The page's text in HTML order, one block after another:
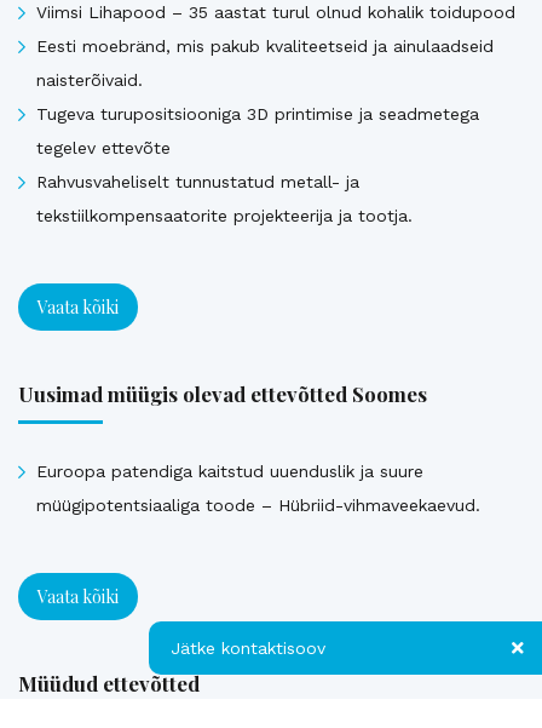
Viimsi Lihapood – 35 aastat turul olnud kohalik toidupood
Eesti moebränd, mis pakub kvaliteetseid ja ainulaadseid
naisterõivaid.
Tugeva turupositsiooniga 3D printimise ja seadmetega
tegelev ettevõte
Rahvusvaheliselt tunnustatud metall- ja
tekstiilkompensaatorite projekteerija ja tootja.
Vaata kõiki
Uusimad müügis olevad ettevõtted Soomes
Euroopa patendiga kaitstud uuenduslik ja suure
müügipotentsiaaliga toode – Hübriid-vihmaveekaevud.
Vaata kõiki
Müüdud ettevõtted
Jätke kontaktisoov